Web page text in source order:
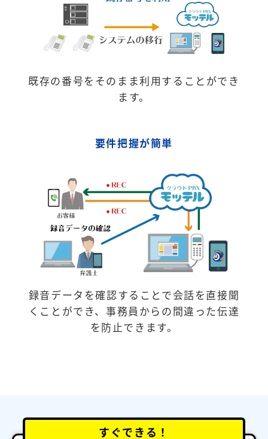
既存の番号をそのまま利用することができ
ます。
要件把握が簡単
録音データを確認することで会話を直接聞
くことができ、事務員からの間違った伝達
を防止できます。
すぐできる！